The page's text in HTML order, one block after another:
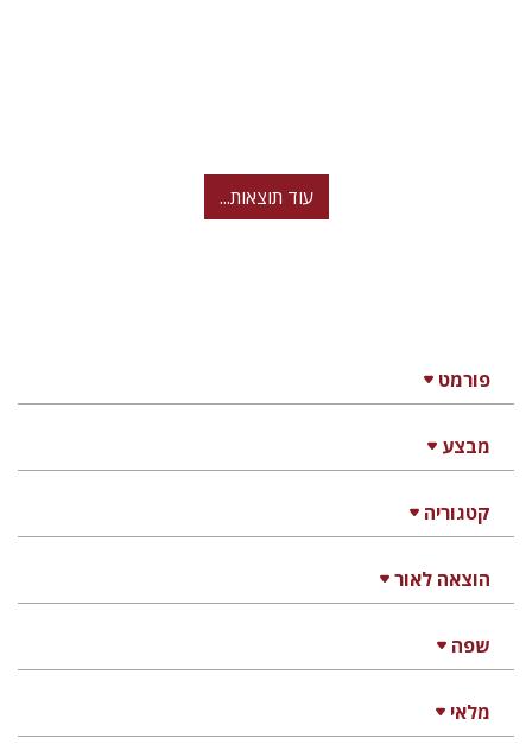
פורמט
מבצע
קטגוריה
הוצאה לאור
שפה
מלאי
עוד תוצאות...